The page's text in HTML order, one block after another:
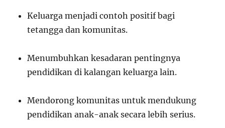
Keluarga menjadi contoh positif bagi
tetangga dan komunitas.
Menumbuhkan kesadaran pentingnya
pendidikan di kalangan keluarga lain.
Mendorong komunitas untuk mendukung
pendidikan anak-anak secara lebih serius.